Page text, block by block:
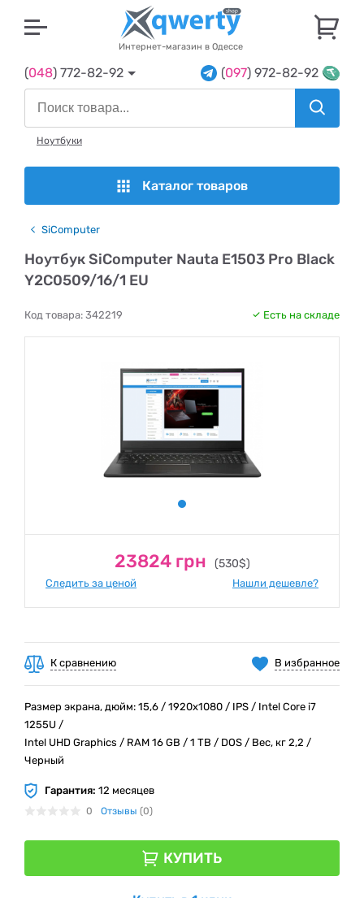
Интернет-магазин в Одессе
(048) 772-82-92 (097) 972-82-92
Ноутбуки
Каталог товаров
SiComputer
Ноутбук SiComputer Nauta E1503 Pro Black
Y2C0509/16/1 EU
Код товара: 342219 Есть на складе
23824 грн (530$)
Следить за ценой Нашли дешевле?
В избранное
К сравнению
Размер экрана, дюйм: 15,6 / 1920x1080 / IPS / Intel Core i7
1255U /
Intel UHD Graphics / RAM 16 GB / 1 TB / DOS / Вес, кг 2,2 /
Черный
Гарантия: 12 месяцев
0 Отзывы (0)
КУПИТЬ